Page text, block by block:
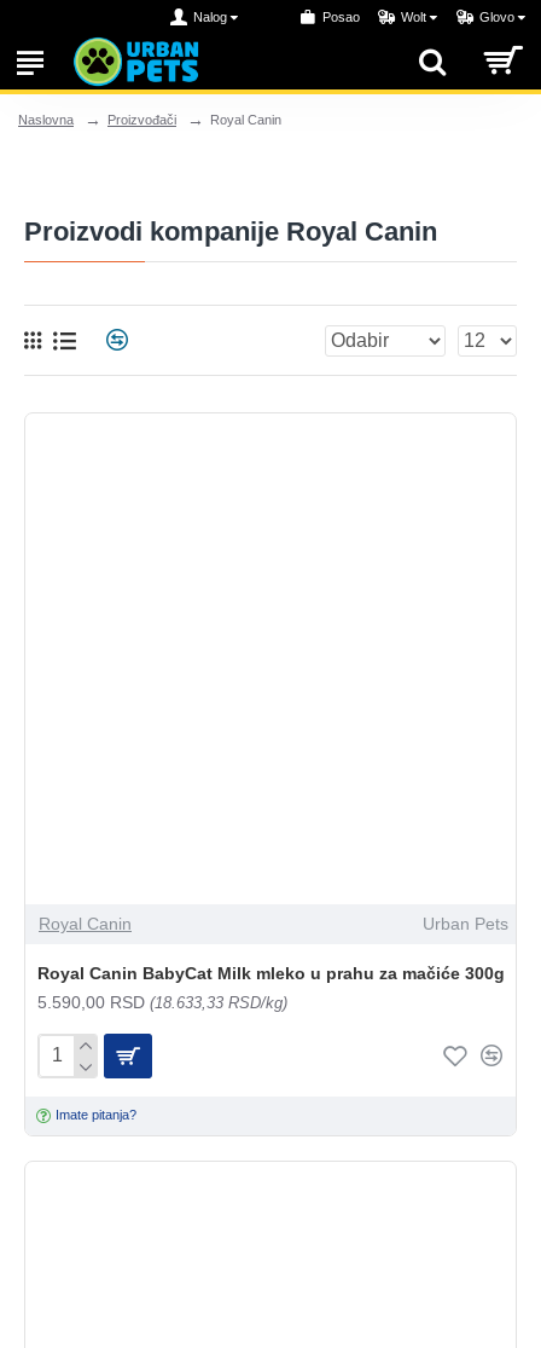
Nalog Posao Wolt Glovo
Naslovna Proizvođači Royal Canin
Proizvodi kompanije Royal Canin
Royal Canin Urban Pets
Royal Canin BabyCat Milk mleko u prahu za mačiće 300g
5.590,00 RSD (18.633,33 RSD/kg)
Imate pitanja?